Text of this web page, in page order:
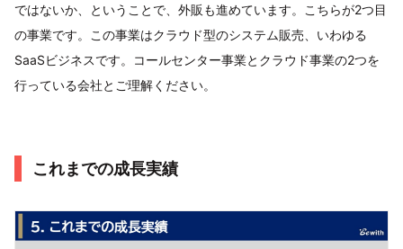
ではないか、ということで、外販も進めています。こちらが2つ目
の事業です。この事業はクラウド型のシステム販売、いわゆる
SaaSビジネスです。コールセンター事業とクラウド事業の2つを
行っている会社とご理解ください。
これまでの成長実績